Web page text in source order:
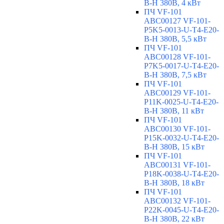
B-H 380В, 4 кВт
ПЧ VF-101
ABC00127 VF-101-
P5K5-0013-U-T4-E20-
B-H 380В, 5,5 кВт
ПЧ VF-101
ABC00128 VF-101-
P7K5-0017-U-T4-E20-
B-H 380В, 7,5 кВт
ПЧ VF-101
ABC00129 VF-101-
P11K-0025-U-T4-E20-
B-H 380В, 11 кВт
ПЧ VF-101
ABC00130 VF-101-
P15K-0032-U-T4-E20-
B-H 380В, 15 кВт
ПЧ VF-101
ABC00131 VF-101-
P18K-0038-U-T4-E20-
B-H 380В, 18 кВт
ПЧ VF-101
ABC00132 VF-101-
P22K-0045-U-T4-E20-
B-H 380В, 22 кВт